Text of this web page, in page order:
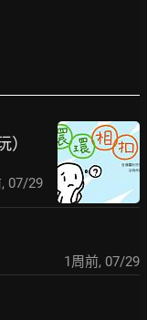
）
, 07/29
1周前, 07/29